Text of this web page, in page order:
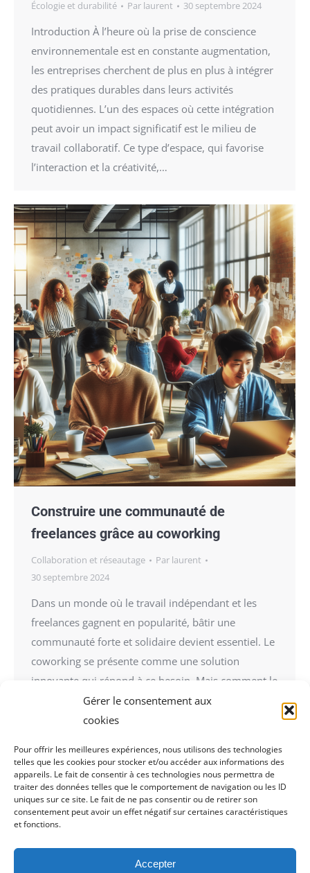
Gérer le consentement aux
cookies
Pour offrir les meilleures expériences, nous utilisons des technologies
telles que les cookies pour stocker et/ou accéder aux informations des
appareils. Le fait de consentir à ces technologies nous permettra de
traiter des données telles que le comportement de navigation ou les ID
uniques sur ce site. Le fait de ne pas consentir ou de retirer son
consentement peut avoir un effet négatif sur certaines caractéristiques
et fonctions.
Accepter
Écologie et durabilité Par laurent 30 septembre 2024
Introduction À l’heure où la prise de conscience
environnementale est en constante augmentation,
les entreprises cherchent de plus en plus à intégrer
des pratiques durables dans leurs activités
quotidiennes. L’un des espaces où cette intégration
peut avoir un impact significatif est le milieu de
travail collaboratif. Ce type d’espace, qui favorise
l’interaction et la créativité,…
Construire une communauté de
freelances grâce au coworking
Collaboration et réseautage Par laurent
30 septembre 2024
Dans un monde où le travail indépendant et les
freelances gagnent en popularité, bâtir une
communauté forte et solidaire devient essentiel. Le
coworking se présente comme une solution
innovante qui répond à ce besoin. Mais comment le
coworking peut-il aider à créer une communauté
dynamique de freelances ? Explorons cela